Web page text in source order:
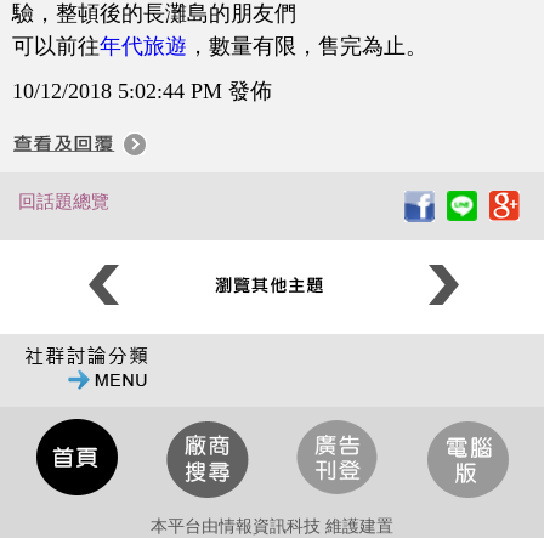
驗，整頓後的長灘島的朋友們
可以前往年代旅遊 ，數量有限，售完為止。
10/12/2018 5:02:44 PM 發佈
回話題總覽
本平台由情報資訊科技 維護建置